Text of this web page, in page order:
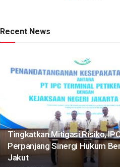
Recent News
Tingkatkan Mitigasi Risiko,
Perpanjang Sinergi Hukum
Jakut